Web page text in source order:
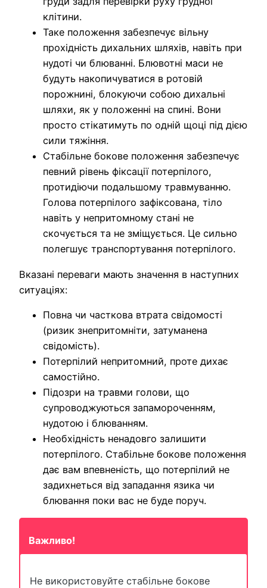
клітини.
Таке положення забезпечує вільну
прохідність дихальних шляхів, навіть при
нудоті чи блюванні. Блювотні маси не
будуть накопичуватися в ротовій
порожнині, блокуючи собою дихальні
шляхи, як у положенні на спині. Вони
просто стікатимуть по одній щоці під дією
сили тяжіння.
Стабільне бокове положення забезпечує
певний рівень фіксації потерпілого,
протидіючи подальшому травмуванню.
Голова потерпілого зафіксована, тіло
навіть у непритомному стані не
скочується та не зміщується. Це сильно
полегшує транспортування потерпілого.
Вказані переваги мають значення в наступних
ситуаціях:
Повна чи часткова втрата свідомості
(ризик знепритомніти, затуманена
свідомість).
Потерпілий непритомний, проте дихає
самостійно.
Підозри на травми голови, що
супроводжуються запамороченням,
нудотою і блюванням.
Необхідність ненадовго залишити
потерпілого. Стабільне бокове положення
дає вам впевненість, що потерпілий не
задихнеться від западання язика чи
блювання поки вас не буде поруч.
Важливо!
Не використовуйте стабільне бокове